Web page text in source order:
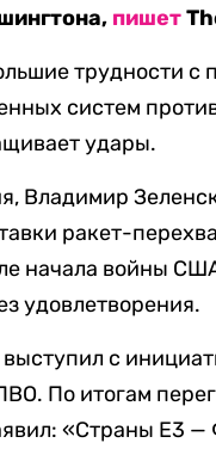
пишет
трудности с
систем
удары.
Владимир
ракет-
начала войны
удовлетворения.
с
По итогам
«Страны E3 —